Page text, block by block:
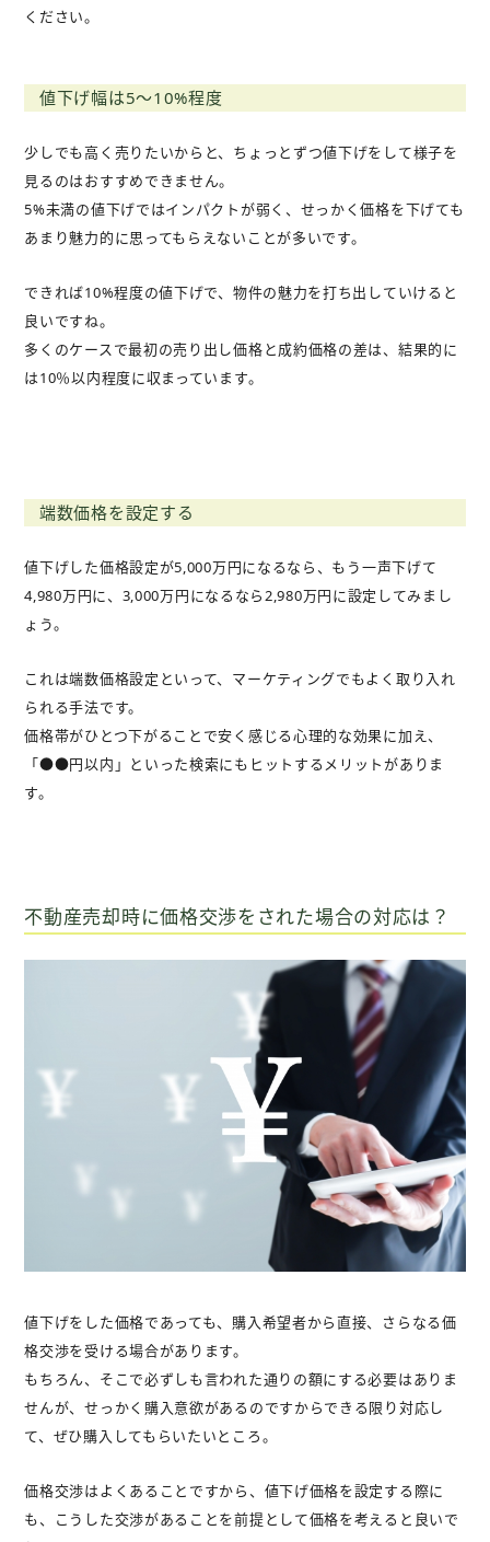
ください。
値下げ幅は5～10%程度
少しでも高く売りたいからと、ちょっとずつ値下げをして様子を
見るのはおすすめできません。
5%未満の値下げではインパクトが弱く、せっかく価格を下げても
あまり魅力的に思ってもらえないことが多いです。
できれば10%程度の値下げで、物件の魅力を打ち出していけると
良いですね。
多くのケースで最初の売り出し価格と成約価格の差は、結果的に
は10％以内程度に収まっています。
端数価格を設定する
値下げした価格設定が5,000万円になるなら、もう一声下げて
4,980万円に、3,000万円になるなら2,980万円に設定してみまし
ょう。
これは端数価格設定といって、マーケティングでもよく取り入れ
られる手法です。
価格帯がひとつ下がることで安く感じる心理的な効果に加え、
「●●円以内」といった検索にもヒットするメリットがありま
す。
不動産売却時に価格交渉をされた場合の対応は？
値下げをした価格であっても、購入希望者から直接、さらなる価
格交渉を受ける場合があります。
もちろん、そこで必ずしも言われた通りの額にする必要はありま
せんが、せっかく購入意欲があるのですからできる限り対応し
て、ぜひ購入してもらいたいところ。
価格交渉はよくあることですから、値下げ価格を設定する際に
も、こうした交渉があることを前提として価格を考えると良いで